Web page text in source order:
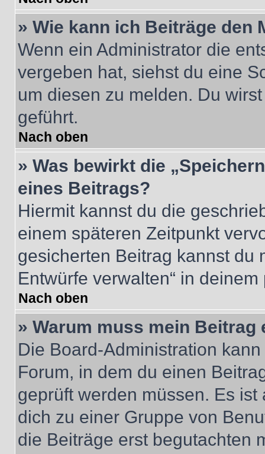
» Wie kann ich Beiträge den
Wenn ein Administrator die
vergeben hat, siehst du eine
um diesen zu melden. Du
geführt.
Nach oben
» Was bewirkt die
eines Beitrags?
Hiermit kannst du die
einem späteren Zeitpunkt
gesicherten Beitrag kannst du
Entwürfe verwalten“ in
Nach oben
» Warum muss mein
Die Board-Administration
Forum, in dem du einen
geprüft werden müssen. Es
dich zu einer Gruppe von
die Beiträge erst begutachten